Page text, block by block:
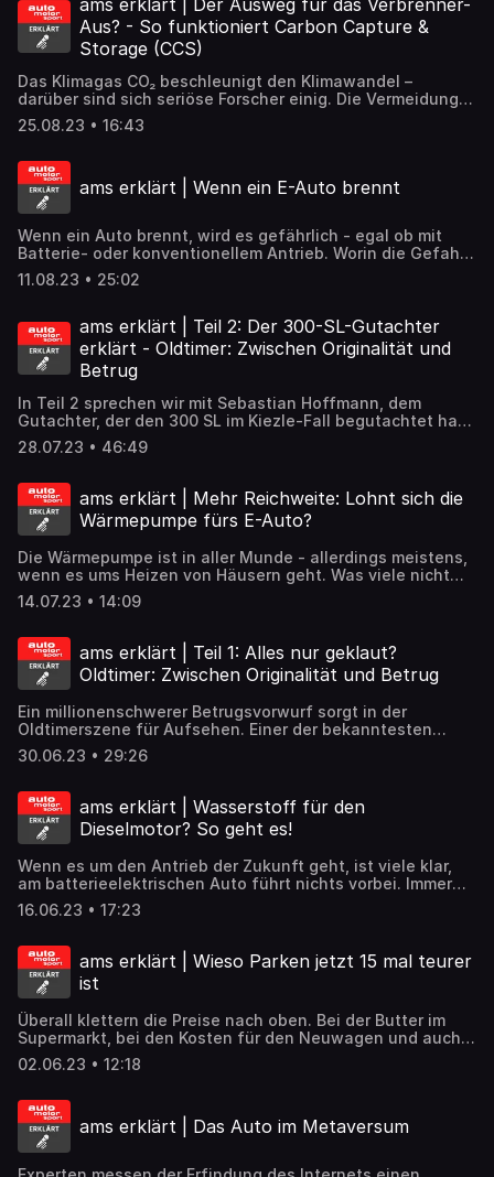
Auto auch digital ergingen. Ob das wirklich klappt, erklärt
Claudius Maintz in der aktuellen Folge.
ams erklärt | Der Ausweg für das Verbrenner-
Aus? - So funktioniert Carbon Capture &
Storage (CCS)
Das Klimagas CO₂ beschleunigt den Klimawandel –
darüber sind sich seriöse Forscher einig. Die Vermeidung
von CO₂-Emissionen allein, ist aber nur Weg, die
Erderwärmung zu verlangsamen. Wie das CO₂ von der
Kohlendioxid künftig sogar verwenden könnte, erklärt
Johannes Köbler in der aktuellen Folge.​
25.08.23 • 16:43
ams erklärt | Wenn ein E-Auto brennt
Wenn ein Auto brennt, wird es gefährlich - egal ob mit
Batterie- oder konventionellem Antrieb. Worin die Gefahr
liegt und was zu tun ist, wenns brennt, klären wir in dieser
Folge.​
11.08.23 • 25:02
ams erklärt | Teil 2: Der 300-SL-Gutachter
erklärt - Oldtimer: Zwischen Originalität und
Betrug
In Teil 2 sprechen wir mit Sebastian Hoffmann, dem
Gutachter, der den 300 SL im Kiezle-Fall begutachtet hat
und sprechen mit ihm über die Vorwürfe, die Probleme der
Oldtimer-Szene und die Möglichkeiten bei einer
28.07.23 • 46:49
ams erklärt | Mehr Reichweite: Lohnt sich die
Wärmepumpe fürs E-Auto?
Die Wärmepumpe ist in aller Munde - allerdings meistens,
wenn es ums Heizen von Häusern geht. Was viele nicht
wissen: Die meisten Autofahrer haben längst eine
Wärmepumpe an Bord und gerade im Elektroauto gilt sie
funktioniert und ob sich der Aufpreis lohnt, berichtet
ams-Redakteur Markus Schönfeld.
14.07.23 • 14:09
ams erklärt | Teil 1: Alles nur geklaut?
Oldtimer: Zwischen Originalität und Betrug
Ein millionenschwerer Betrugsvorwurf sorgt in der
Oldtimerszene für Aufsehen. Einer der bekanntesten
Restauratoren steht unter Verdacht, deine Dublette in
Umlauf gebracht zu haben und die Staatsanwaltschaft
Betrug einfach zur Szene dazu? Und wie schützt man sich
vor alledem? ams-Experte Dirk Johae hat die Antworten
im Podcast.
30.06.23 • 29:26
ams erklärt | Wasserstoff für den
Dieselmotor? So geht es!
Wenn es um den Antrieb der Zukunft geht, ist viele klar,
am batterieelektrischen Auto führt nichts vorbei. Immer
wieder werden aber Stimmen laut, die vermelden, die
Batterie allein wird es nicht richten. Wasserstoff sei eine
kommen – und das nicht nur in Form der Brennstoffzelle,
sondern sogar als Verbrennungsmotor. Wie das
funktionieren kann, ob Wasserstoff tatsächlich als
Wasserstoff nicht kleinzukriegen ist, erklärt ams-
Redakteur Markus Schönfeld.
16.06.23 • 17:23
ams erklärt | Wieso Parken jetzt 15 mal teurer
ist
Überall klettern die Preise nach oben. Bei der Butter im
Supermarkt, bei den Kosten für den Neuwagen und auch
die Parkgebühren ziehen immer weiter an. Im Jahr 2020
hat der Gesetzgeber die bundesweite Obergrenze für
30,70 Euro auf bis zu 480 Euro bedeutet, wie die Städte
und Kommunen mit dem Spielraum umgehen und welche
neuen Regeln fürs Parken gelten, hat Claudius Maintz
02.06.23 • 12:18
ams erklärt | Das Auto im Metaversum